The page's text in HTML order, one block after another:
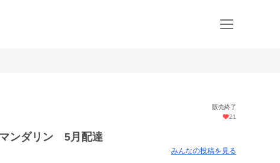
販売終了
21
ンダリン 5月配達
みんなの投稿を見る